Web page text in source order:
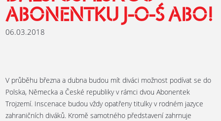
ABONENTKU J-O-Ś ABO!
06.03.2018
V průběhu března a dubna budou mít diváci možnost podívat se do
Polska, Německa a České republiky v rámci dvou Abonentek
Trojzemí. Inscenace budou vždy opatřeny titulky v rodném jazyce
zahraničních diváků. Kromě samotného představení zahrnuje